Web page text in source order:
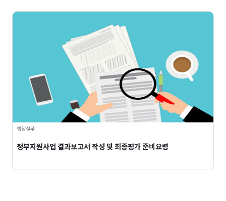
행정실무
정부지원사업 결과보고서 작성 및 최종평가 준비요령